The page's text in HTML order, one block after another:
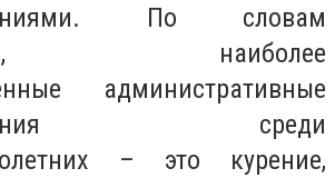
По словам
наиболее
административные
среди
– это курение,